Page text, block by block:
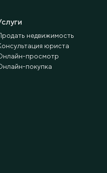
недвижимость
юриста
просмотр
покупка